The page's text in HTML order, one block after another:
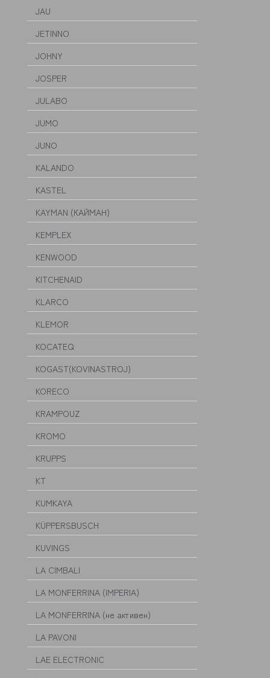
JAU
JETINNO
JOHNY
JOSPER
JULABO
JUMO
JUNO
KALANDO
KASTEL
KAYMAN (КАЙМАН)
KEMPLEX
KENWOOD
KITCHENAID
KLARCO
KLEMOR
KOCATEQ
KOGAST(KOVINASTROJ)
KORECO
KRAMPOUZ
KROMO
KRUPPS
KT
KUMKAYA
KÜPPERSBUSCH
KUVINGS
LA CIMBALI
LA MONFERRINA (IMPERIA)
LA MONFERRINA (не активен)
LA PAVONI
LAE ELECTRONIC